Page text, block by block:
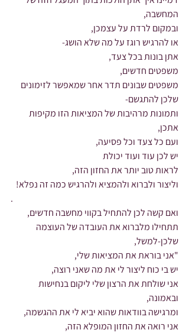
המחשבה,
ובמקום לרדת על עצמכן,
או להרגיש רוגז על מה שלא הושג-
אתן בונות בכל צעד,
משפטים חדשים,
משפטים שבונים תדר אחר שמאפשר לזימונים
שלכן להתגשם-
ותמונות מרהיבות של המציאות הזו מקיפות
אתכן,
ועם כל צעד וכל פסיעה,
יש לכן עוד ועוד יכולת
לראות טוב יותר את החזון הזה,
וליצור ולברוא ולהמציא ולהרגיש כמה זה נפלא!
.
ואם קשה לכן להתחיל בקווי מחשבה חדשים,
תתחילו מלברוא את העובדה של העוצמה
שלכן-למשל,
"אני בוראת את המציאות שלי,
יש בי כוח ליצור לי את מה שאני רוצה,
אני שולחת את הרצון שלי ליקום בנחישות
ובאמונה,
ומרגישה בוודאות שהוא יביא לי את ההגשמה,
אני רואה את החזון המופלא הזה,